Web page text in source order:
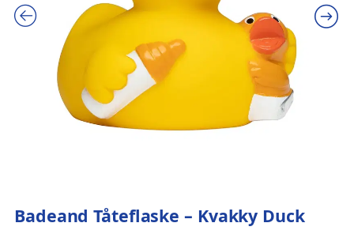
Badeand Tåteflaske – Kvakky Duck